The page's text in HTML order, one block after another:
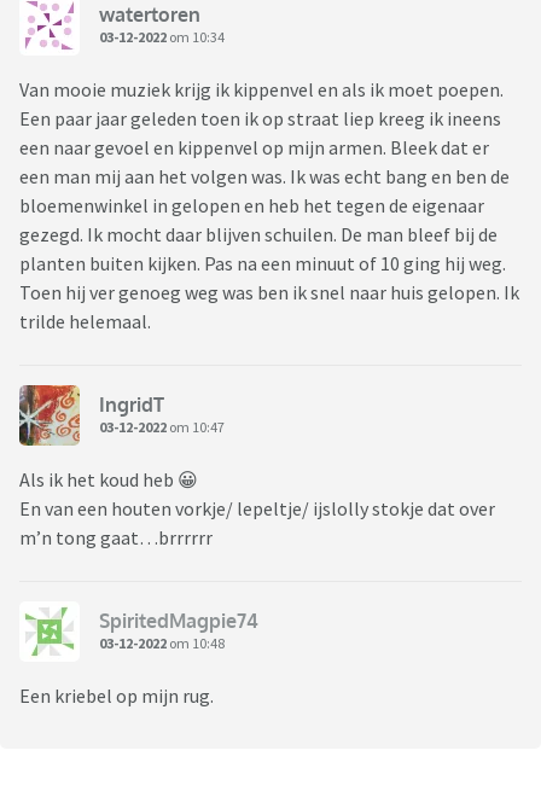
watertoren
03-12-2022 om 10:34
Van mooie muziek krijg ik kippenvel en als ik moet poepen.
Een paar jaar geleden toen ik op straat liep kreeg ik ineens
een naar gevoel en kippenvel op mijn armen. Bleek dat er
een man mij aan het volgen was. Ik was echt bang en ben de
bloemenwinkel in gelopen en heb het tegen de eigenaar
gezegd. Ik mocht daar blijven schuilen. De man bleef bij de
planten buiten kijken. Pas na een minuut of 10 ging hij weg.
Toen hij ver genoeg weg was ben ik snel naar huis gelopen. Ik
trilde helemaal.
IngridT
03-12-2022 om 10:47
Als ik het koud heb 😀
En van een houten vorkje/ lepeltje/ ijslolly stokje dat over
m’n tong gaat…brrrrrr
SpiritedMagpie74
03-12-2022 om 10:48
Een kriebel op mijn rug.